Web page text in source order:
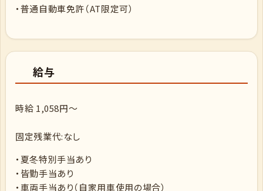
・普通自動車免許（AT限定可）
給与
時給 1,058円～
固定残業代:なし
・夏冬特別手当あり
・皆勤手当あり
・車両手当あり（自家用車使用の場合）